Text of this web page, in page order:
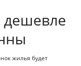
жилья будет